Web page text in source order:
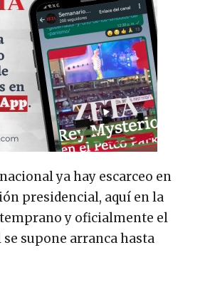
ya hay escarceo en
presidencial, aquí en la
y oficialmente el
supone arranca hasta